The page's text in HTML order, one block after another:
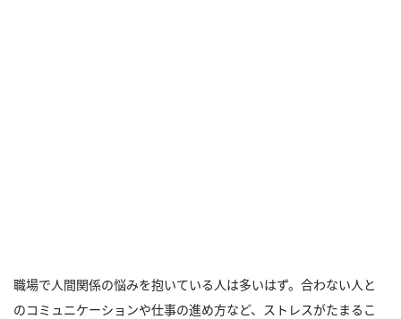
職場で人間関係の悩みを抱いている人は多いはず。合わない人と
のコミュニケーションや仕事の進め方など、ストレスがたまるこ